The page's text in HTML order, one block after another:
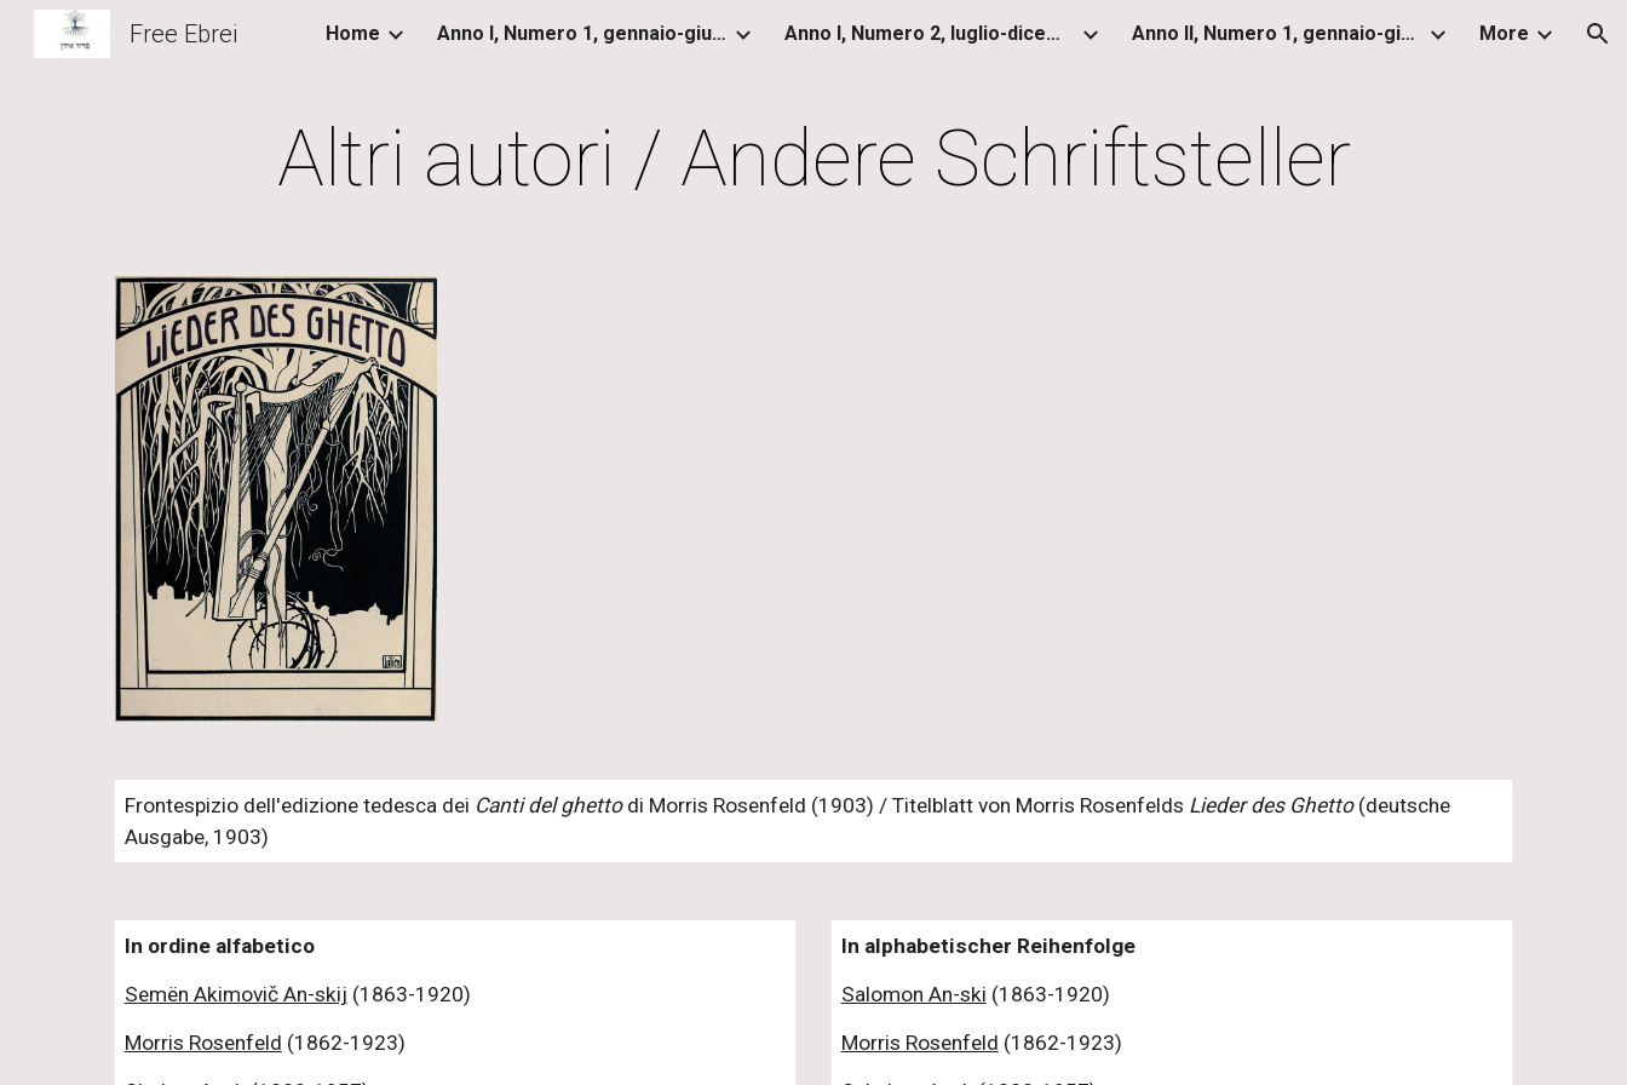
Skip to main content Skip to navigation
Free Ebrei Home Anno I, Numero 1, gennaio-giugno 2012 Anno I, Numero 2, luglio-dicembre 2012 Anno II, Numero 1, gennaio-giugno 2013 More
Altri autori / Andere Schriftsteller
Frontespizio dell'edizione tedesca dei Canti del ghetto di Morris Rosenfeld (1903) / Titelblatt von Morris Rosenfelds Lieder des Ghetto(deutsche
Ausgabe, 1903)
In ordine alfabetico
Semën Akimovič An-skij (1863-1920)
Morris Rosenfeld (1862-1923)
In alphabetischer Reihenfolge
Salomon An-ski (1863-1920)
Morris Rosenfeld (1862-1923)